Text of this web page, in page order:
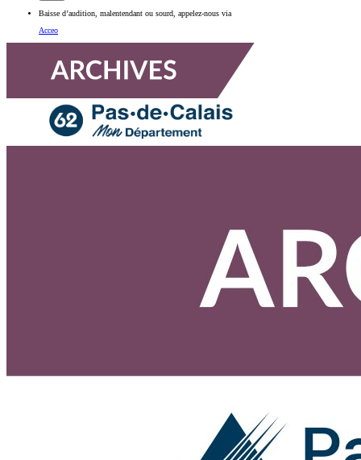
Baisse d’audition, malentendant ou sourd, appelez-nous via
Acceo